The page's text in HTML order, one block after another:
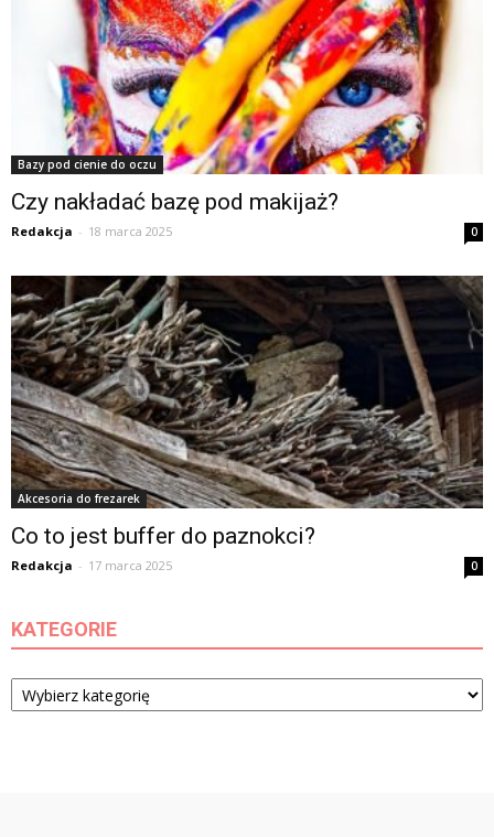
Bazy pod cienie do oczu
Czy nakładać bazę pod makijaż?
Redakcja - 18 marca 2025 0
Akcesoria do frezarek
Co to jest buffer do paznokci?
Redakcja - 17 marca 2025 0
KATEGORIE
Kategorie